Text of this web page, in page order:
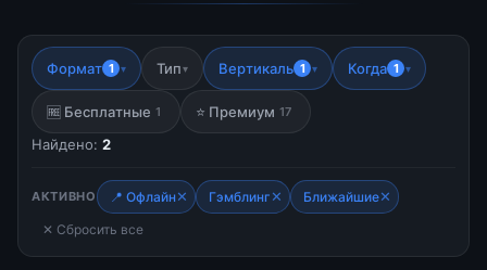
Формат 1 ▾ Тип▾ Вертикаль 1 ▾ Когда 1 ▾
🆓 Бесплатные 1 ⭐ Премиум 17
Найдено: 2
АКТИВНО 📍 Офлайн✕ Гэмблинг ✕ Ближайшие✕
✕ Сбросить все